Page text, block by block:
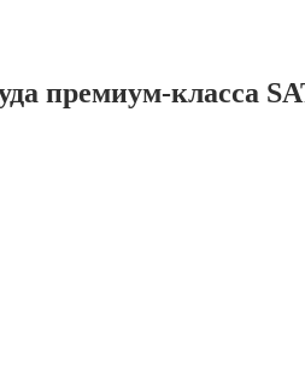
премиум-класса